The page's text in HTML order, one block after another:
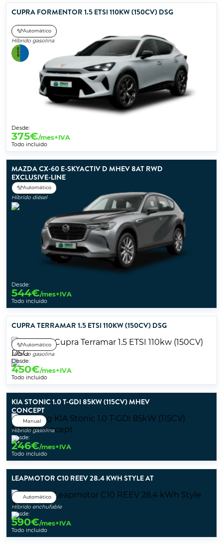
CUPRA FORMENTOR 1.5 ETSI 110KW (150CV) DSG
Automático
Híbrido gasolina
Desde:
375€/mes+IVA
Todo incluido
MAZDA CX-60 E-SKYACTIV D MHEV 8AT RWD
EXCLUSIVE-LINE
Automático
Híbrido diésel
Desde:
544€/mes+IVA
Todo incluido
CUPRA TERRAMAR 1.5 ETSI 110KW (150CV) DSG
Automático
Híbrido gasolina
Desde:
450€/mes+IVA
Todo incluido
KIA STONIC 1.0 T-GDI 85KW (115CV) MHEV
CONCEPT
Manual
Híbrido gasolina
Desde:
246€/mes+IVA
Todo incluido
LEAPMOTOR C10 REEV 28.4 KWH STYLE AT
Automático
Híbrido enchufable
Desde:
590€/mes+IVA
Todo incluido